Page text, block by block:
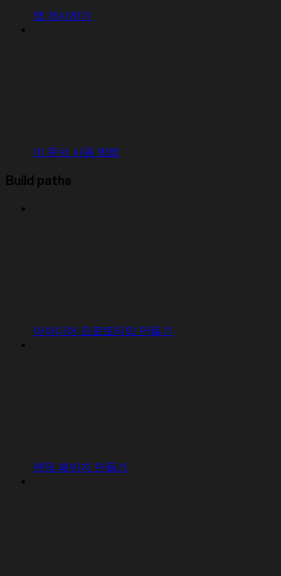
앱 게시하기
이 문서 사용 방법
Build paths
아이디어 프로토타입 만들기
랜딩 페이지 만들기